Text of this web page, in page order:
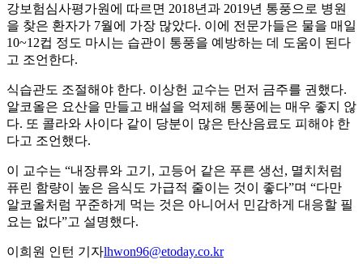
강보험심사평가원에 따르면 2018년과 2019년 통풍으로 병원
을 찾은 환자가 7월에 가장 많았다. 이에 전문가들은 물을 매일
10~12컵 정도 마시는 습관이 통풍을 예방하는 데 도움이 된다
고 조언한다.
식습관도 조절해야 한다. 이상헌 교수는 먼저 금주를 권했다.
알코올은 요산을 만들고 배설을 억제해 통풍에는 매우 좋지 않
다. 또 콜라와 사이다 같이 당분이 많은 탄산음료도 피해야 한
다고 조언했다.
이 교수는 “내장류와 고기, 고등어 같은 푸른 생선, 멸치처럼
퓨린 함량이 높은 음식도 가급적 줄이는 것이 좋다”며 “다만
알코올처럼 꾸준하게 먹는 것은 아니어서 민감하게 대응할 필
요는 없다”고 설명했다.
이희원 인턴 기자lhwon96@etoday.co.kr